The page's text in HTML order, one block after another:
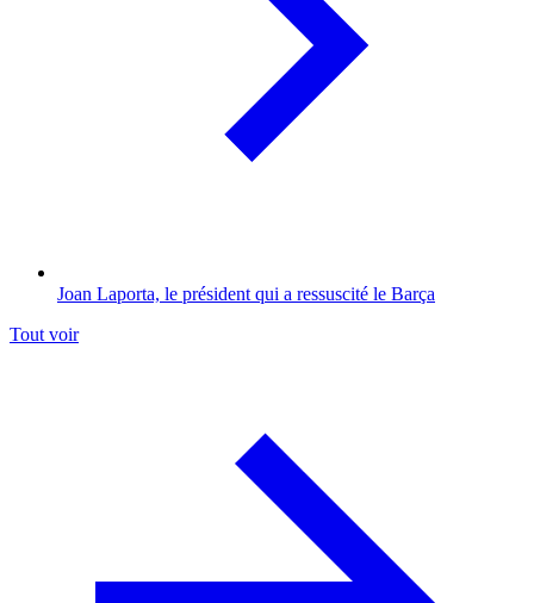
Joan Laporta, le président qui a ressuscité le Barça
Tout voir